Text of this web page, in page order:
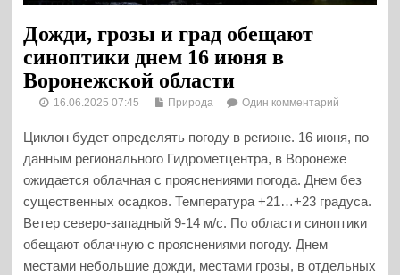
Дожди, грозы и град обещают
синоптики днем 16 июня в
Воронежской области
16.06.2025 07:45 Природа Один комментарий
Циклон будет определять погоду в регионе. 16 июня, по
данным регионального Гидрометцентра, в Воронеже
ожидается облачная с прояснениями погода. Днем без
существенных осадков. Температура +21…+23 градуса.
Ветер северо-западный 9-14 м/с. По области синоптики
обещают облачную с прояснениями погоду. Днем
местами небольшие дожди, местами грозы, в отдельных